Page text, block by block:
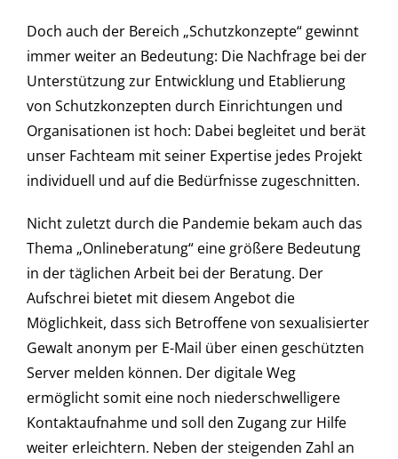
Doch auch der Bereich „Schutzkonzepte“ gewinnt
immer weiter an Bedeutung: Die Nachfrage bei der
Unterstützung zur Entwicklung und Etablierung
von Schutzkonzepten durch Einrichtungen und
Organisationen ist hoch: Dabei begleitet und berät
unser Fachteam mit seiner Expertise jedes Projekt
individuell und auf die Bedürfnisse zugeschnitten.
Nicht zuletzt durch die Pandemie bekam auch das
Thema „Onlineberatung“ eine größere Bedeutung
in der täglichen Arbeit bei der Beratung. Der
Aufschrei bietet mit diesem Angebot die
Möglichkeit, dass sich Betroffene von sexualisierter
Gewalt anonym per E-Mail über einen geschützten
Server melden können. Der digitale Weg
ermöglicht somit eine noch niederschwelligere
Kontaktaufnahme und soll den Zugang zur Hilfe
weiter erleichtern. Neben der steigenden Zahl an